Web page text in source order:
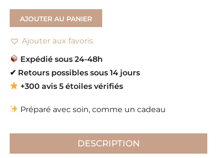
AJOUTER AU PANIER
Ajouter aux favoris
Expédié sous 24-48h
✔ Retours possibles sous 14 jours
+300 avis 5 étoiles vérifiés
Préparé avec soin, comme un cadeau
DESCRIPTION